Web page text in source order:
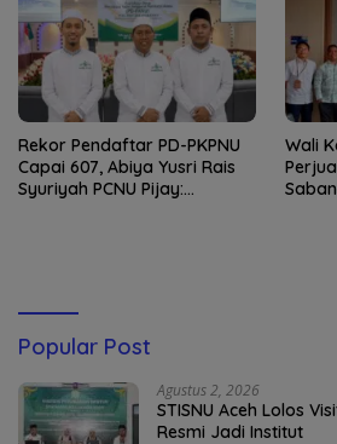
Rekor Pendaftar PD-PKPNU
Capai 607, Abiya Yusri Rais
Syuriyah PCNU Pijay:
Wali
Popular Post
Agustus 2, 2026
STISNU Aceh Lolos
Resmi Jadi Institut